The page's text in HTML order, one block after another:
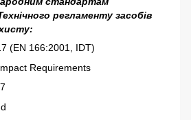
регламенту засобів
(EN 166:2001, IDT)
Requirements